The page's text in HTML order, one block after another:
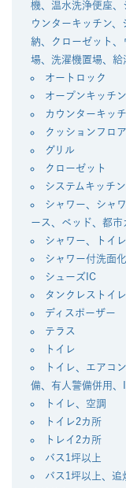
機、温水洗浄便座、
ウンターキッチン
納、クローゼット、
場、洗濯機置場、給
オートロック
オープンキッチン
カウンターキッ
クッションフロア
グリル
クローゼット
システムキッチン
シャワー、シャ
ース、ベッド、都
シャワー、トイレ
シャワー付洗面
シューズIC
タンクレストイレ
ディスポーザー
テラス
トイレ
トイレ、エアコ
備、有人警備併用、
トイレ、空調
トイレ2カ所
トレイ2カ所
バス1坪以上
バス1坪以上、追